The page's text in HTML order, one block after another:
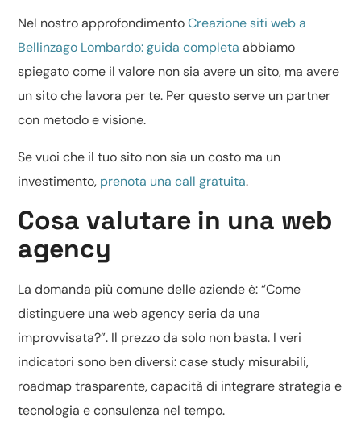
Nel nostro approfondimentoCreazione siti web a
Bellinzago Lombardo: guida completa abbiamo
spiegato come il valore non sia avere un sito, ma avere
un sito che lavora per te. Per questo serve un partner
con metodo e visione.
Se vuoi che il tuo sito non sia un costo ma un
investimento, prenota una call gratuita.
Cosa valutare in una web
agency
La domanda più comune delle aziende è: “Come
distinguere una web agency seria da una
improvvisata?”. Il prezzo da solo non basta. I veri
indicatori sono ben diversi: case study misurabili,
roadmap trasparente, capacità di integrare strategia e
tecnologia e consulenza nel tempo.